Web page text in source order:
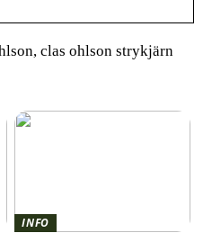
clas ohlson strykjärn
INFO